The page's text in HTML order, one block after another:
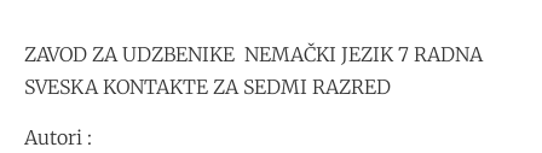
ZAVOD ZA UDZBENIKE NEMAČKI JEZIK 7 RADNA
SVESKA KONTAKTE ZA SEDMI RAZRED
Autori :